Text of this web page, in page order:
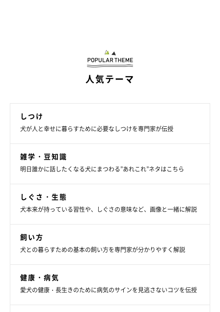
愛犬に与えることはできますが、常用には不向きな水です。
硬水・超硬水
硬水はミネラル含有量が1Lあたり120mg以上の水、超硬水は
180mg以上の水です。ほとんどは問題ないといわれていますが、
まれに硬度が高すぎるものがあるため常用は避けましょう。
人気テーマ
しつけ
犬が人と幸せに暮らすために必要なしつけを専門家が伝授
雑学・豆知識
明日誰かに話したくなる犬にまつわる”あれこれ”ネタはこちら
しぐさ・生態
犬本来が持っている習性や、しぐさの意味など、画像と一緒に解説
飼い方
犬との暮らすための基本の飼い方を専門家が分かりやすく解説
健康・病気
愛犬の健康・長生きのために病気のサインを見逃さないコツを伝授